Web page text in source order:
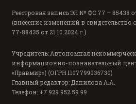
Реестровая запись ЭЛ № ФС 77 – 85438 от
(внесение изменений в свидетельство
77-88435 от 21.10.2024 г.)
Учредитель: Автономная
информационно-познавательный
«Правмир») (ОГРН 1107799036730)
Главный редактор: Данилова А.А.
Телефон: +7 929 952 59 99